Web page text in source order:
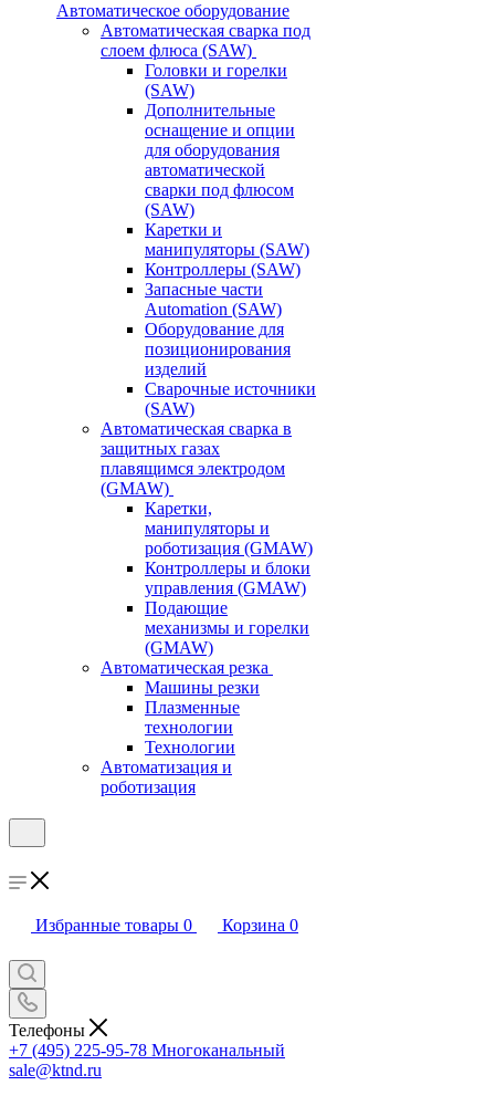
Автоматическое оборудование
Автоматическая сварка под
слоем флюса (SAW)
Головки и горелки
(SAW)
Дополнительные
оснащение и опции
для оборудования
автоматической
сварки под флюсом
(SAW)
Каретки и
манипуляторы (SAW)
Контроллеры (SAW)
Запасные части
Automation (SAW)
Оборудование для
позиционирования
изделий
Сварочные источники
(SAW)
Автоматическая сварка в
защитных газах
плавящимся электродом
(GMAW)
Каретки,
манипуляторы и
роботизация (GMAW)
Контроллеры и блоки
управления (GMAW)
Подающие
механизмы и горелки
(GMAW)
Автоматическая резка
Машины резки
Плазменные
технологии
Технологии
Автоматизация и
роботизация
Избранные товары 0 Корзина 0
Телефоны
+7 (495) 225-95-78 Многоканальный
sale@ktnd.ru